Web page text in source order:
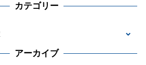
カテゴリー
アーカイブ